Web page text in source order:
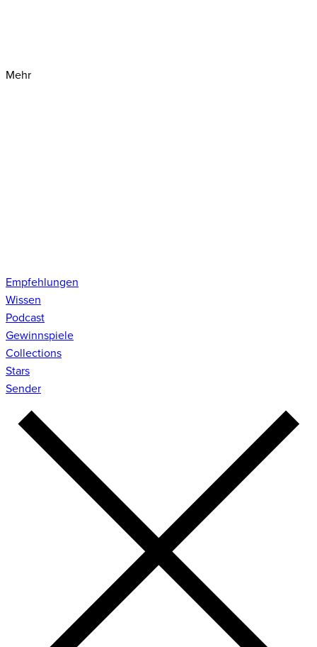
Mehr
Empfehlungen
Wissen
Podcast
Gewinnspiele
Collections
Stars
Sender